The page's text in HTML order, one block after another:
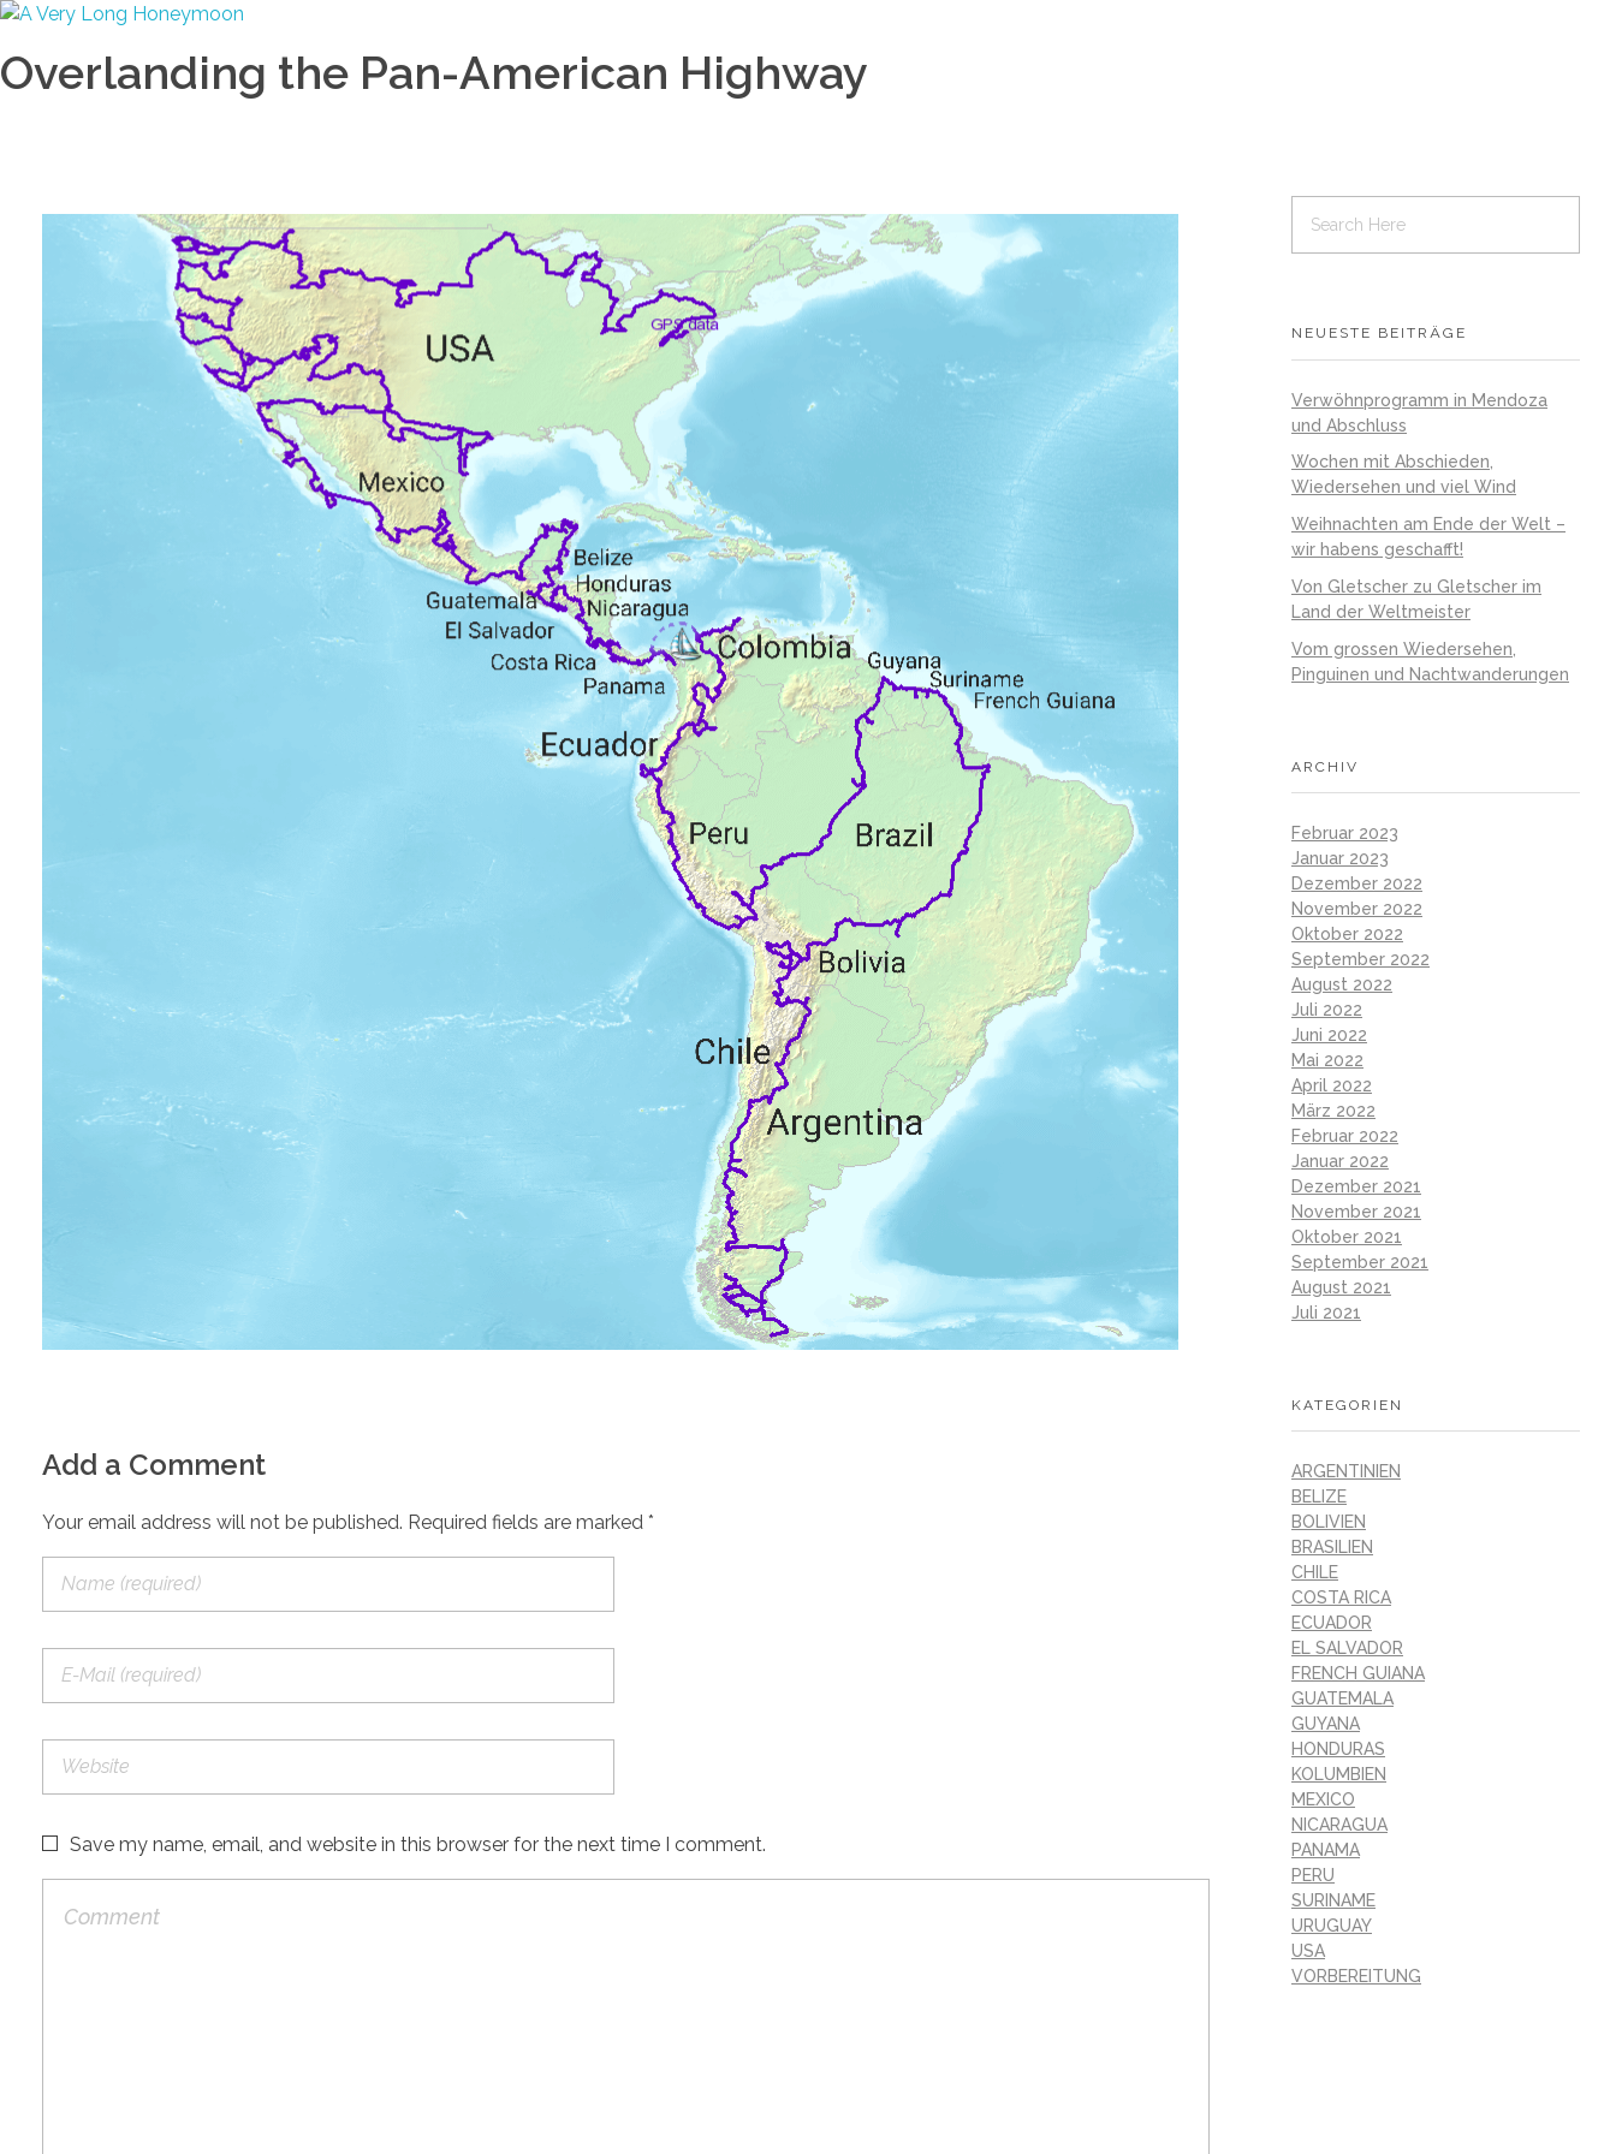
Overlanding the Pan-American Highway
Add a Comment
Your email address will not be published. Required fields are marked *
Save my name, email, and website in this browser for the next time I comment.
NEUESTE BEITRÄGE
Verwöhnprogramm in Mendoza
und Abschluss
Wochen mit Abschieden,
Wiedersehen und viel Wind
Weihnachten am Ende der Welt –
wir habens geschafft!
Von Gletscher zu Gletscher im
Land der Weltmeister
Vom grossen Wiedersehen,
Pinguinen und Nachtwanderungen
ARCHIV
Februar 2023
Januar 2023
Dezember 2022
November 2022
Oktober 2022
September 2022
August 2022
Juli 2022
Juni 2022
Mai 2022
April 2022
März 2022
Februar 2022
Januar 2022
Dezember 2021
November 2021
Oktober 2021
September 2021
August 2021
Juli 2021
KATEGORIEN
ARGENTINIEN
BELIZE
BOLIVIEN
BRASILIEN
CHILE
COSTA RICA
ECUADOR
EL SALVADOR
FRENCH GUIANA
GUATEMALA
GUYANA
HONDURAS
KOLUMBIEN
MEXICO
NICARAGUA
PANAMA
PERU
SURINAME
URUGUAY
USA
VORBEREITUNG